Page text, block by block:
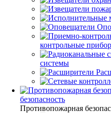
контрольные
системы
безопасность
Противопожарная